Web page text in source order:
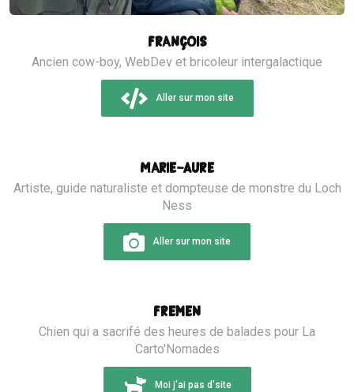
François
Ancien cow-boy, WebDev et bricoleur intergalactique
Aller sur mon site
Marie-Aure
Artiste, guide naturaliste et dompteuse de monstre du Loch
Ness
Aller sur mon site
Fremen
Chien qui a sacrifé des heures de balades pour La
Carto'Nomades
Moi j'ai pas d'site